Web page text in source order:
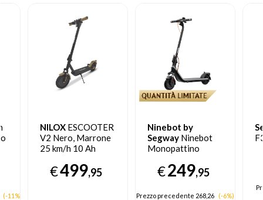
(-11%)
NILOX ESCOOTER
V2 Nero, Marrone
25 km/h 10 Ah
€499,95
Ninebot by
Segway Ninebot
Monopattino
II Powered by
Segway
€249,95
Prezzo precedente 268,26
(-6%)